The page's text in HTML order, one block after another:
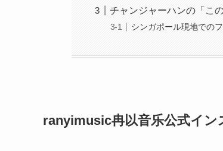
チャンジャーハンの「こ
シンガポール現地での
ranyimusic冉以音乐公式イン